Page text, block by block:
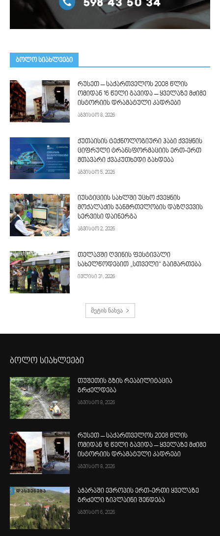
ᲑᲝᲚᲝ ᲡᲘᲐᲮᲚᲔᲔᲑᲘ
რუსეთ – საქართველოს 2008 წლის
ომიდან 16 წელი გავიდა – ყველაზე მძიმე
ისტორიის დრამატული კადრები
აგვისტო 8, 2026
ქუთაისის ტექნოლოგიური ჰაბი ქვეყნის
ციფრული ტრანსფორმაციის ერთ-ერთ
მთავარი ქვაკუთხედი გახდება
აგვისტო 5, 2026
იუსტიციის სახლში უცხო ქვეყნის
მოქალაქის ჯანმრთელობის დაზღვევის
სერვისი დაინერგა
აგვისტო 2, 2026
თელავში ღვინის ფესტივალი
სახელწოდებით „სთველი“ გაიმართება
ივლისი 31, 2026
მეტის ნახვა
ბოლო სიახლეები
თუშეთის გზის რეაბილიტაცია
გრძელდება
აგვისტო 8, 2026
რუსეთ – საქართველოს 2008 წლის
ომიდან 16 წელი გავიდა – ყველაზე მძიმე
ისტორიის დრამატული კადრები
აგვისტო 8, 2026
აჭარაში ევროპის ერთ-ერთი ყველაზე
გრძელი ზიპლაინი შენდება
აგვისტო 6, 2026